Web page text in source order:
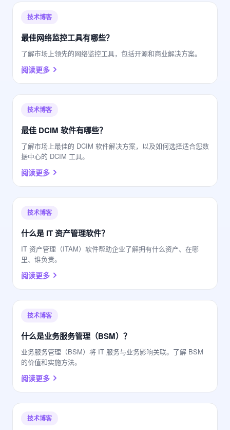
技术博客
最佳网络监控工具有哪些？
了解市场上领先的网络监控工具，包括开源和商业解决方案。
阅读更多
技术博客
最佳 DCIM 软件有哪些？
了解市场上最佳的 DCIM 软件解决方案，以及如何选择适合您数
据中心的 DCIM 工具。
阅读更多
技术博客
什么是 IT 资产管理软件？
IT 资产管理（ITAM）软件帮助企业了解拥有什么资产、在哪
里、谁负责。
阅读更多
技术博客
什么是业务服务管理（BSM）？
业务服务管理（BSM）将 IT 服务与业务影响关联。了解 BSM
的价值和实施方法。
阅读更多
技术博客